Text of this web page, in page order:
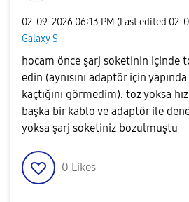
‎02-09-2026 06:13 PM (Last edited ‎02-
Galaxy S
hocam önce şarj soketinin içinde
edin (aynısını adaptör için
kaçtığını görmedim). toz yoksa
başka bir kablo ve adaptör ile
yoksa şarj soketiniz bozulmuştu
0 Likes